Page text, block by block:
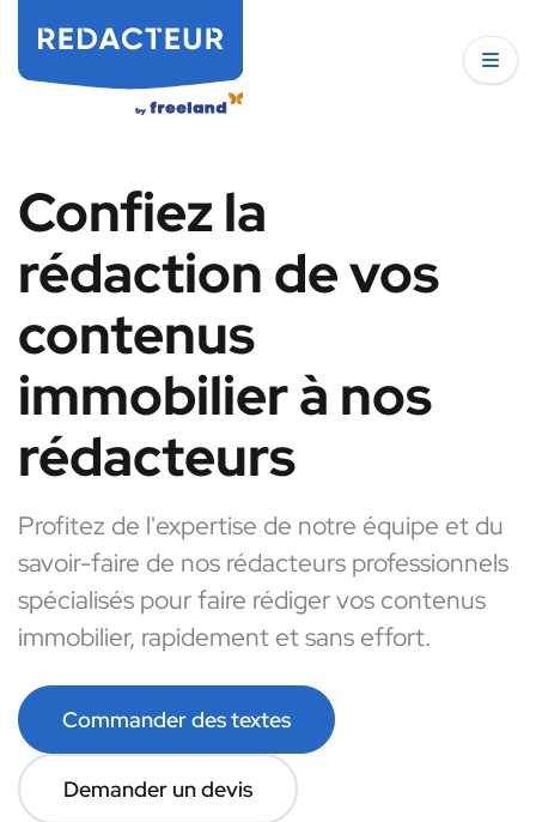
Confiez la
rédaction de vos
contenus
immobilier à nos
rédacteurs
Profitez de l'expertise de notre équipe et du
savoir-faire de nos rédacteurs professionnels
spécialisés pour faire rédiger vos contenus
immobilier, rapidement et sans effort.
Commander des textes
Demander un devis